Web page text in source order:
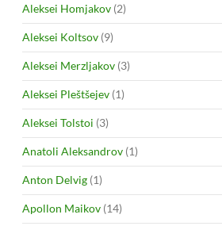
Aleksei Homjakov (2)
Aleksei Koltsov (9)
Aleksei Merzljakov (3)
Aleksei Pleštšejev (1)
Aleksei Tolstoi (3)
Anatoli Aleksandrov (1)
Anton Delvig (1)
Apollon Maikov (14)